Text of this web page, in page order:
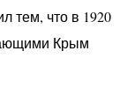
тем, что в 1920
Крым